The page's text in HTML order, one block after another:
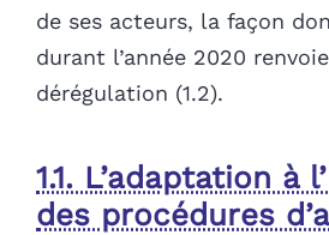
de ses acteurs, la façon
durant l’année 2020
dérégulation (1.2).
1.1. L’adaptation à
des procédures